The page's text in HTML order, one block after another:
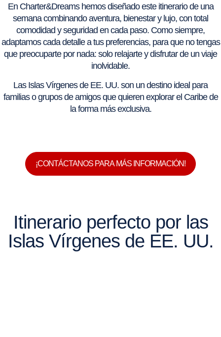
En Charter&Dreams hemos diseñado este itinerario de una
semana combinando aventura, bienestar y lujo, con total
comodidad y seguridad en cada paso. Como siempre,
adaptamos cada detalle a tus preferencias, para que no tengas
que preocuparte por nada: solo relajarte y disfrutar de un viaje
inolvidable.
Las Islas Vírgenes de EE. UU. son un destino ideal para
familias o grupos de amigos que quieren explorar el Caribe de
la forma más exclusiva.
¡CONTÁCTANOS PARA MÁS INFORMACIÓN!
Itinerario perfecto por las
Islas Vírgenes de EE. UU.